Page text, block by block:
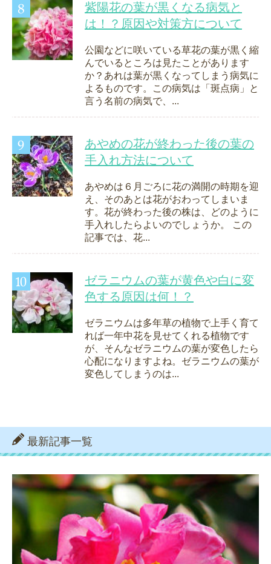
紫陽花の葉が黒くなる病気と
は！？原因や対策方について
公園などに咲いている草花の葉が黒く縮
んでいるところは見たことがあります
か？あれは葉が黒くなってしまう病気に
よるものです。この病気は「斑点病」と
言う名前の病気で、...
あやめの花が終わった後の葉の
手入れ方法について
あやめは６月ごろに花の満開の時期を迎
え、そのあとは花がおわってしまいま
す。花が終わった後の株は、どのように
手入れしたらよいのでしょうか。 この
記事では、花...
ゼラニウムの葉が黄色や白に変
色する原因は何！？
ゼラニウムは多年草の植物で上手く育て
れば一年中花を見せてくれる植物です
が、そんなゼラニウムの葉が変色したら
心配になりますよね。ゼラニウムの葉が
変色してしまうのは...
最新記事一覧